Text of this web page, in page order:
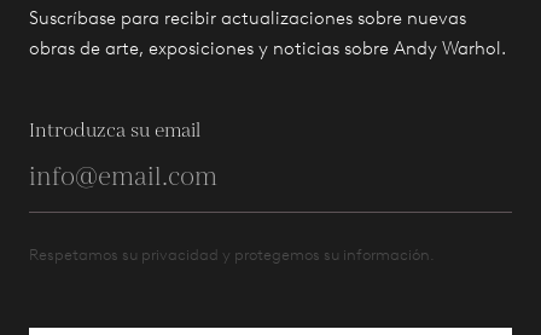
Suscríbase para recibir actualizaciones sobre nuevas
obras de arte, exposiciones y noticias sobre Andy Warhol.
Introduzca su email
Respetamos su privacidad y protegemos su información.